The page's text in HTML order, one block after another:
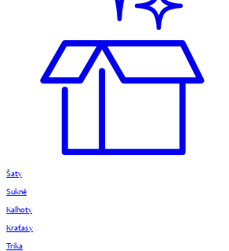
Šaty
Sukně
Kalhoty
Kraťasy
Trika